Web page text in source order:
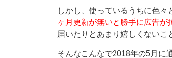
しかし、使っているうちに色々
ヶ月更新が無いと勝手に広告が
届いたりとあまり嬉しくないこ
そんなこんなで2018年の5月に